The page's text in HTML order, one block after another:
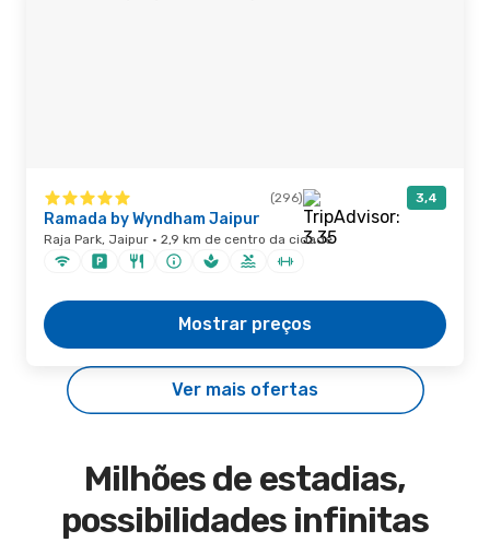
(296) 3,4
Ramada by Wyndham Jaipur
Raja Park, Jaipur · 2,9 km de centro da cidade
Mostrar preços
Ver mais ofertas
Milhões de estadias,
possibilidades infinitas